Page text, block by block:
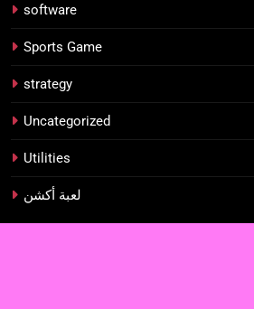
software
Sports Game
strategy
Uncategorized
Utilities
لعبة أكشن